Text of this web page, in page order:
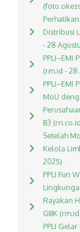
Distribusi
- 28
PPLI–EMI
(rm.id - 28
PPLI–EMI
MoU
B3
Setelah
Kelola
2025)
PPLI Fun
Rayakan
GBK
PPLI